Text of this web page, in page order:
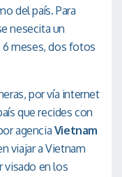
del país. Para
nesecita un
6 meses, dos fotos
por vía internet
que recides con
agencia Vietnam
viajar a Vietnam
visado en los